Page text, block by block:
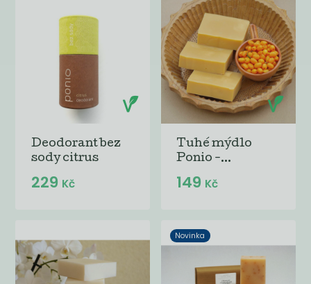
Deodorant bez
sody citrus
229 Kč
Tuhé mýdlo
Ponio -...
149 Kč
Novinka